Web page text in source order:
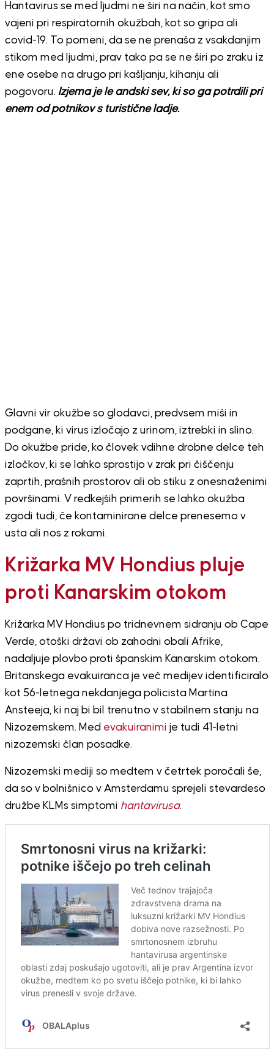
Hantavirus se med ljudmi ne širi na način, kot smo
vajeni pri respiratornih okužbah, kot so gripa ali
covid-19. To pomeni, da se ne prenaša z vsakdanjim
stikom med ljudmi, prav tako pa se ne širi po zraku iz
ene osebe na drugo pri kašljanju, kihanju ali
pogovoru. Izjema je le andski sev, ki so ga potrdili pri
enem od potnikov s turistične ladje.
Glavni vir okužbe so glodavci, predvsem miši in
podgane, ki virus izločajo z urinom, iztrebki in slino.
Do okužbe pride, ko človek vdihne drobne delce teh
izločkov, ki se lahko sprostijo v zrak pri čiščenju
zaprtih, prašnih prostorov ali ob stiku z onesnaženimi
površinami. V redkejših primerih se lahko okužba
zgodi tudi, če kontaminirane delce prenesemo v
usta ali nos z rokami.
Križarka MV Hondius pluje
proti Kanarskim otokom
Križarka MV Hondius po tridnevnem sidranju ob Cape
Verde, otoški državi ob zahodni obali Afrike,
nadaljuje plovbo proti španskim Kanarskim otokom.
Britanskega evakuiranca je več medijev identificiralo
kot 56-letnega nekdanjega policista Martina
Ansteeja, ki naj bi bil trenutno v stabilnem stanju na
Nizozemskem. Med evakuiranimi je tudi 41-letni
nizozemski član posadke.
Nizozemski mediji so medtem v četrtek poročali še,
da so v bolnišnico v Amsterdamu sprejeli stevardeso
družbe KLMs simptomi hantavirusa.